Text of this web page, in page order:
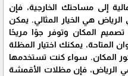
إلى مساحتك الخارجية، فإن
هي الخيار المثالي. يمكن
المكان وتوفر جوًا مريحًا
المتاحة، يمكنك اختيار المظلة
المكان. سواء كنت تستخدمها
الرياض، فإن مظلات الأقمشة